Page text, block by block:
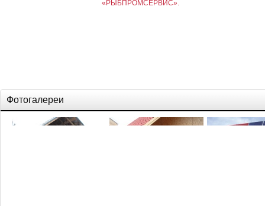
«РЫБПРОМСЕРВИС».
Фотогалереи